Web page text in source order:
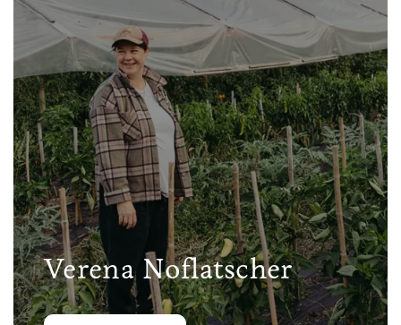
Verena Noflatscher